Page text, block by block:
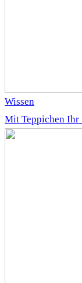
Wissen
Mit Teppichen Ihr